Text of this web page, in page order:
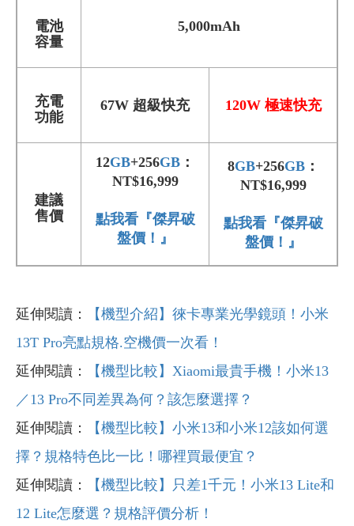
電池
容量
5,000mAh
充電
功能
67W 超級快充 120W 極速快充
建議
售價
12GB+256GB ：
NT$16,999
點我看『傑昇破
盤價！』
8GB+256GB：
NT$16,999
點我看『傑昇破
盤價！』
延伸閱讀：
【機型介紹】徠卡專業光學鏡頭！小米
13T Pro亮點規格.空機價一次看！
延伸閱讀：
【機型比較】Xiaomi最貴手機！小米13
／13 Pro不同差異為何？該怎麼選擇？
延伸閱讀：
【機型比較】小米13和小米12該如何選
擇？規格特色比一比！哪裡買最便宜？
延伸閱讀：
【機型比較】只差1千元！小米13 Lite和
12 Lite怎麼選？規格評價分析！